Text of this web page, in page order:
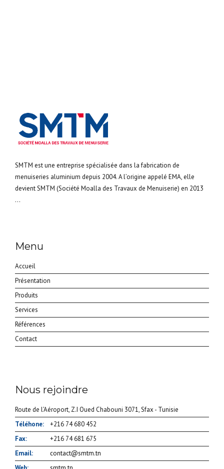
SMTM est une entreprise spécialisée dans la fabrication de
menuiseries aluminium depuis 2004. A l’origine appelé EMA, elle
devient SMTM (Société Moalla des Travaux de Menuiserie) en 2013
...
Menu
Accueil
Présentation
Produits
Services
Références
Contact
Nous rejoindre
Route de l’Aéroport, Z.I Oued Chabouni 3071, Sfax - Tunisie
Téléhone:
+216 74 680 452
Fax:
+216 74 681 675
Email:
contact@smtm.tn